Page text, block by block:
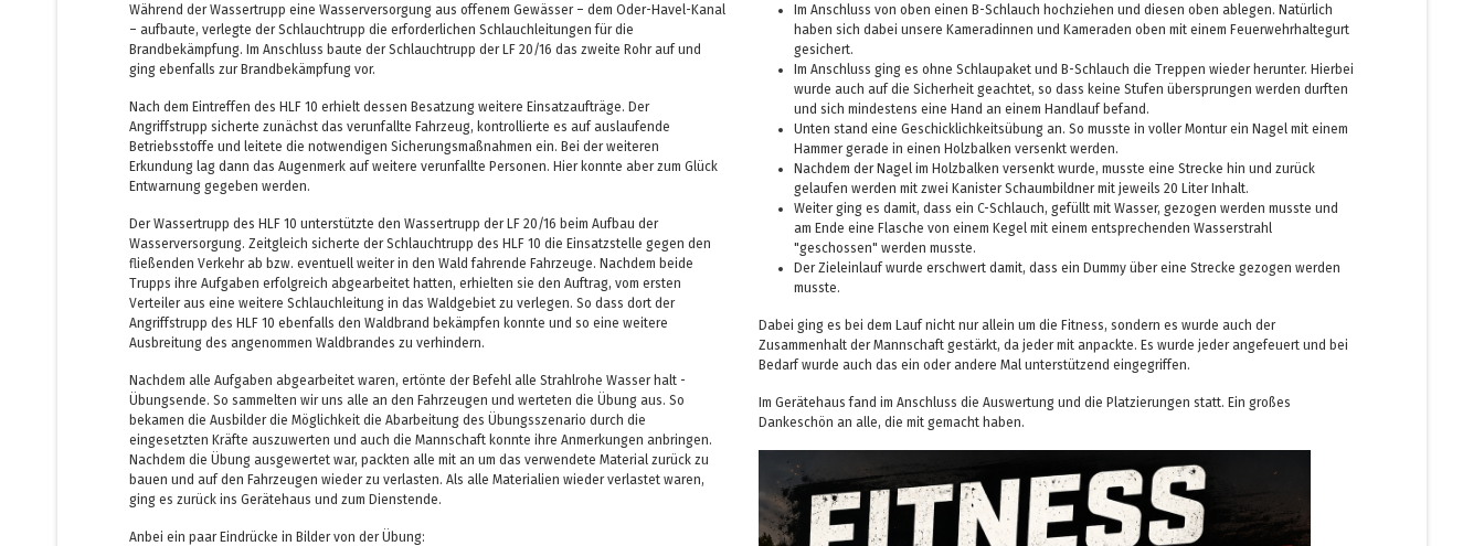
Während der Wassertrupp eine Wasserversorgung aus offenem Gewässer – dem Oder-Havel-Kanal
– aufbaute, verlegte der Schlauchtrupp die erforderlichen Schlauchleitungen für die
Brandbekämpfung. Im Anschluss baute der Schlauchtrupp der LF 20/16 das zweite Rohr auf und
ging ebenfalls zur Brandbekämpfung vor.
Nach dem Eintreffen des HLF 10 erhielt dessen Besatzung weitere Einsatzaufträge. Der
Angriffstrupp sicherte zunächst das verunfallte Fahrzeug, kontrollierte es auf auslaufende
Betriebsstoffe und leitete die notwendigen Sicherungsmaßnahmen ein. Bei der weiteren
Erkundung lag dann das Augenmerk auf weitere verunfallte Personen. Hier konnte aber zum Glück
Entwarnung gegeben werden.
Der Wassertrupp des HLF 10 unterstützte den Wassertrupp der LF 20/16 beim Aufbau der
Wasserversorgung. Zeitgleich sicherte der Schlauchtrupp des HLF 10 die Einsatzstelle gegen den
fließenden Verkehr ab bzw. eventuell weiter in den Wald fahrende Fahrzeuge. Nachdem beide
Trupps ihre Aufgaben erfolgreich abgearbeitet hatten, erhielten sie den Auftrag, vom ersten
Verteiler aus eine weitere Schlauchleitung in das Waldgebiet zu verlegen. So dass dort der
Angriffstrupp des HLF 10 ebenfalls den Waldbrand bekämpfen konnte und so eine weitere
Ausbreitung des angenommen Waldbrandes zu verhindern.
Nachdem alle Aufgaben abgearbeitet waren, ertönte der Befehl alle Strahlrohe Wasser halt -
Übungsende. So sammelten wir uns alle an den Fahrzeugen und werteten die Übung aus. So
bekamen die Ausbilder die Möglichkeit die Abarbeitung des Übungsszenario durch die
eingesetzten Kräfte auszuwerten und auch die Mannschaft konnte ihre Anmerkungen anbringen.
Nachdem die Übung ausgewertet war, packten alle mit an um das verwendete Material zurück zu
bauen und auf den Fahrzeugen wieder zu verlasten. Als alle Materialien wieder verlastet waren,
ging es zurück ins Gerätehaus und zum Dienstende.
Anbei ein paar Eindrücke in Bilder von der Übung:
Im Anschluss von oben einen B-Schlauch hochziehen und diesen oben ablegen. Natürlich
haben sich dabei unsere Kameradinnen und Kameraden oben mit einem Feuerwehrhaltegurt
gesichert.
Im Anschluss ging es ohne Schlaupaket und B-Schlauch die Treppen wieder herunter. Hierbei
wurde auch auf die Sicherheit geachtet, so dass keine Stufen übersprungen werden durften
und sich mindestens eine Hand an einem Handlauf befand.
Unten stand eine Geschicklichkeitsübung an. So musste in voller Montur ein Nagel mit einem
Hammer gerade in einen Holzbalken versenkt werden.
Nachdem der Nagel im Holzbalken versenkt wurde, musste eine Strecke hin und zurück
gelaufen werden mit zwei Kanister Schaumbildner mit jeweils 20 Liter Inhalt.
Weiter ging es damit, dass ein C-Schlauch, gefüllt mit Wasser, gezogen werden musste und
am Ende eine Flasche von einem Kegel mit einem entsprechenden Wasserstrahl
"geschossen" werden musste.
Der Zieleinlauf wurde erschwert damit, dass ein Dummy über eine Strecke gezogen werden
musste.
Dabei ging es bei dem Lauf nicht nur allein um die Fitness, sondern es wurde auch der
Zusammenhalt der Mannschaft gestärkt, da jeder mit anpackte. Es wurde jeder angefeuert und bei
Bedarf wurde auch das ein oder andere Mal unterstützend eingegriffen.
Im Gerätehaus fand im Anschluss die Auswertung und die Platzierungen statt. Ein großes
Dankeschön an alle, die mit gemacht haben.